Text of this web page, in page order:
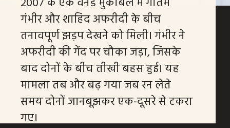
गंभीर और शाहिद अफरीदी के बीच
तनावपूर्ण झड़प देखने को मिली। गंभीर ने
अफरीदी की गेंद पर चौका जड़ा, जिसके
बाद दोनों के बीच तीखी बहस हुई। यह
मामला तब और बढ़ गया जब रन लेते
समय दोनों जानबूझकर एक-दूसरे से टकरा
गए।